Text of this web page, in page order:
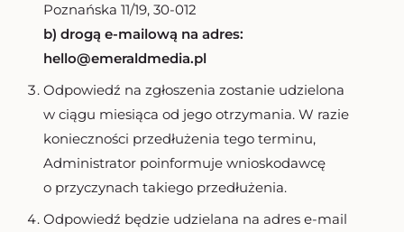
Poznańska 11/19, 30-012
b) drogą e-mailową na adres:
hello@emeraldmedia.pl
Odpowiedź na zgłoszenia zostanie udzielona
w ciągu miesiąca od jego otrzymania. W razie
konieczności przedłużenia tego terminu,
Administrator poinformuje wnioskodawcę
o przyczynach takiego przedłużenia.
Odpowiedź będzie udzielana na adres e-mail